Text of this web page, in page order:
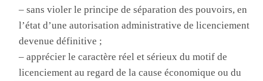
– sans violer le principe de séparation des pouvoirs, en
l’état d’une autorisation administrative de licenciement
devenue définitive ;
– apprécier le caractère réel et sérieux du motif de
licenciement au regard de la cause économique ou du